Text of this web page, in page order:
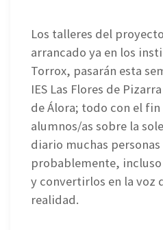
Los talleres del
arrancado ya en los
Torrox, pasarán esta
IES Las Flores de
de Álora; todo con el
alumnos/as sobre la
diario muchas
probablemente,
y convertirlos en la voz
realidad.